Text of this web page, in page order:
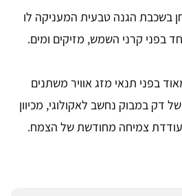
בשכבת הגנה טבעית המעניקה לו
בפני קרני השמש, מזיקים ומים.
בפני תנאי מזג אוויר משתנים
דק במבוק נחשב לאקולוגי, מכיוון
צמיחה מחודשת של הצמח.